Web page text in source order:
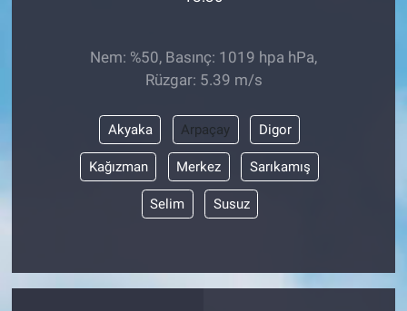
Nem: %50, Basınç: 1019 hpa hPa,
Rüzgar: 5.39 m/s
Akyaka Arpaçay Digor
Kağızman Merkez Sarıkamış
Selim Susuz